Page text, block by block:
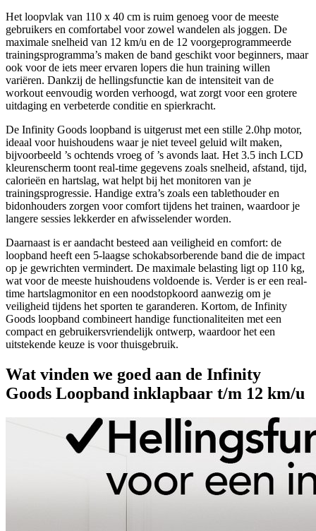
Het loopvlak van 110 x 40 cm is ruim genoeg voor de meeste
gebruikers en comfortabel voor zowel wandelen als joggen. De
maximale snelheid van 12 km/u en de 12 voorgeprogrammeerde
trainingsprogramma’s maken de band geschikt voor beginners, maar
ook voor de iets meer ervaren lopers die hun training willen
variëren. Dankzij de hellingsfunctie kan de intensiteit van de
workout eenvoudig worden verhoogd, wat zorgt voor een grotere
uitdaging en verbeterde conditie en spierkracht.
De Infinity Goods loopband is uitgerust met een stille 2.0hp motor,
ideaal voor huishoudens waar je niet teveel geluid wilt maken,
bijvoorbeeld ’s ochtends vroeg of ’s avonds laat. Het 3.5 inch LCD
kleurenscherm toont real-time gegevens zoals snelheid, afstand, tijd,
calorieën en hartslag, wat helpt bij het monitoren van je
trainingsprogressie. Handige extra’s zoals een tablethouder en
bidonhouders zorgen voor comfort tijdens het trainen, waardoor je
langere sessies lekkerder en afwisselender worden.
Daarnaast is er aandacht besteed aan veiligheid en comfort: de
loopband heeft een 5-laagse schokabsorberende band die de impact
op je gewrichten vermindert. De maximale belasting ligt op 110 kg,
wat voor de meeste huishoudens voldoende is. Verder is er een real-
time hartslagmonitor en een noodstopkoord aanwezig om je
veiligheid tijdens het sporten te garanderen. Kortom, de Infinity
Goods loopband combineert handige functionaliteiten met een
compact en gebruikersvriendelijk ontwerp, waardoor het een
uitstekende keuze is voor thuisgebruik.
Wat vinden we goed aan de Infinity
Goods Loopband inklapbaar t/m 12 km/u